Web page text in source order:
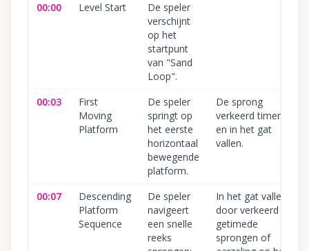
00:00 Level Start
De speler
verschijnt
op het
startpunt
van "Sand
Loop".
00:03
First
Moving
Platform
De speler
springt op
het eerste
horizontaal
bewegende
platform.
De sprong
verkeerd timen
en in het gat
vallen.
00:07
Descending
Platform
Sequence
De speler
navigeert
een snelle
reeks
In het gat vallen
door verkeerd
getimede
sprongen of